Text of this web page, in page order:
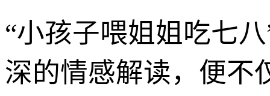
“小孩子喂姐姐吃七
深的情感解读，便不